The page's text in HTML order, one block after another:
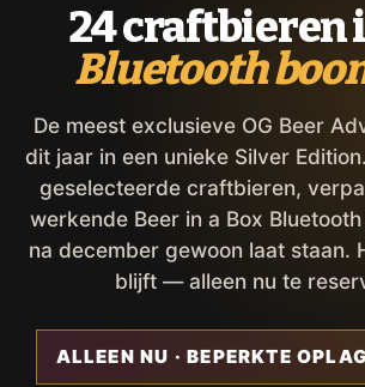
24 craftbieren
Bluetooth
De meest exclusieve OG Beer
dit jaar in een unieke Silver
geselecteerde craftbieren,
werkende Beer in a Box
na december gewoon laat staan.
blijft — alleen nu te
ALLEEN NU · BEPERKTE